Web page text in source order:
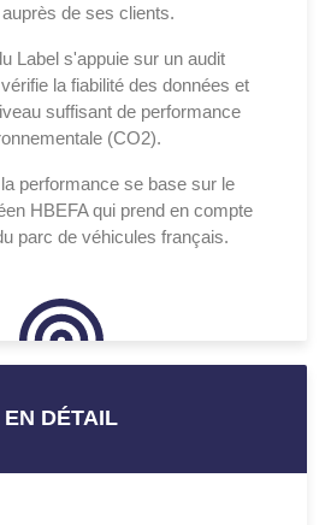
de ses clients.
Label s'appuie sur un audit
la fiabilité des données et
suffisant de performance
(CO2).
performance se base sur le
HBEFA qui prend en compte
parc de véhicules français.
EN DÉTAIL